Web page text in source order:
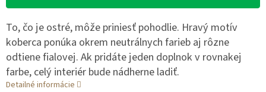
To, čo je ostré, môže priniesť pohodlie. Hravý motív
koberca ponúka okrem neutrálnych farieb aj rôzne
odtiene fialovej. Ak pridáte jeden doplnok v rovnakej
farbe, celý interiér bude nádherne ladiť.
Detailné informácie